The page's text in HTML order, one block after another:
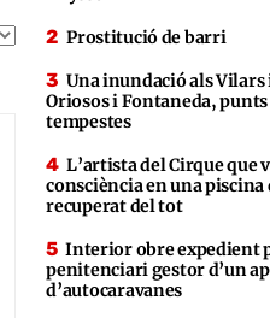
Prostitució de barri
Una inundació als Vilars
Oriosos i Fontaneda,
tempestes
L’artista del Cirque que
consciència en una piscina
recuperat del tot
Interior obre expedient
penitenciari gestor d’un
d’autocaravanes